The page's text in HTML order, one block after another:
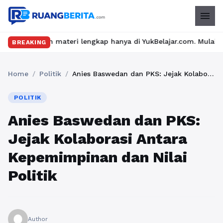
menu
BREAKING
lengkap hanya di YukBelajar.com. Mulai langkah
Home / Politik / Anies Baswedan dan PKS: Jejak Kolaborasi Antara Kepemimpinan dan Nilai Politik
POLITIK
Anies Baswedan dan PKS:
Jejak Kolaborasi Antara
Kepemimpinan dan Nilai
Politik
Author